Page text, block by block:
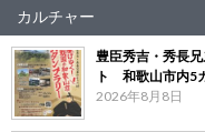
カルチャー
豊臣秀吉・秀長
ト 和歌山市内5
2026年8月8日